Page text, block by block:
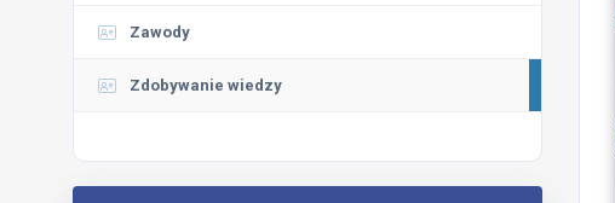
Zawody
Zdobywanie wiedzy